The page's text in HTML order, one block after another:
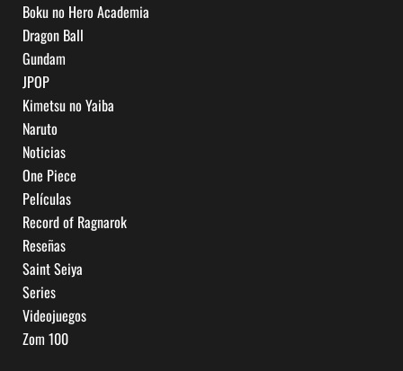
Boku no Hero Academia
Dragon Ball
Gundam
JPOP
Kimetsu no Yaiba
Naruto
Noticias
One Piece
Películas
Record of Ragnarok
Reseñas
Saint Seiya
Series
Videojuegos
Zom 100